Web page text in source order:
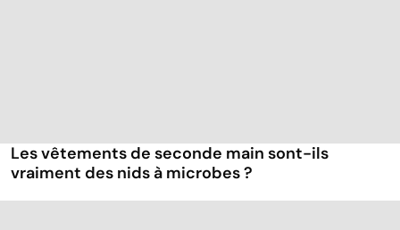
Les vêtements de seconde main sont-ils
vraiment des nids à microbes ?